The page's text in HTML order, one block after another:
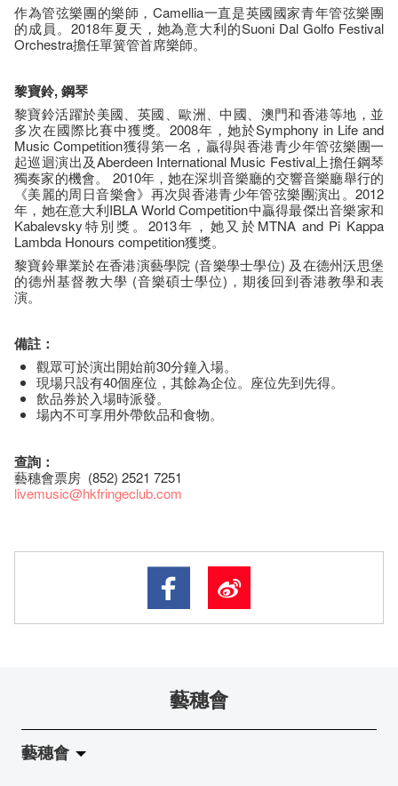
作為管弦樂團的樂師，Camellia一直是英國國家青年管弦樂團
的成員。2018年夏天，她為意大利的Suoni Dal Golfo Festival
Orchestra擔任單簧管首席樂師。
黎寶鈴,鋼琴
黎寶鈴活躍於美國、英國、歐洲、中國、澳門和香港等地，並
多次在國際比賽中獲獎。2008年，她於Symphony in Life and
Music Competition獲得第一名，贏得與香港青少年管弦樂團一
起巡迴演出及Aberdeen International Music Festival上擔任鋼琴
獨奏家的機會。 2010年，她在深圳音樂廳的交響音樂廳舉行的
《美麗的周日音樂會》再次與香港青少年管弦樂團演出。2012
年，她在意大利IBLA World Competition中贏得最傑出音樂家和
Kabalevsky特別獎。2013年，她又於MTNA and Pi Kappa
Lambda Honours competition獲獎。
黎寶鈴畢業於在香港演藝學院 (音樂學士學位) 及在德州沃思堡
的德州基督教大學 (音樂碩士學位)，期後回到香港教學和表
演。
備註：
觀眾可於演出開始前30分鐘入場。
現場只設有40個座位，其餘為企位。座位先到先得。
飲品券於入場時派發。
場內不可享用外帶飲品和食物。
查詢：
藝穗會票房 (852) 2521 7251
livemusic@hkfringeclub.com
藝穗會
藝穗會